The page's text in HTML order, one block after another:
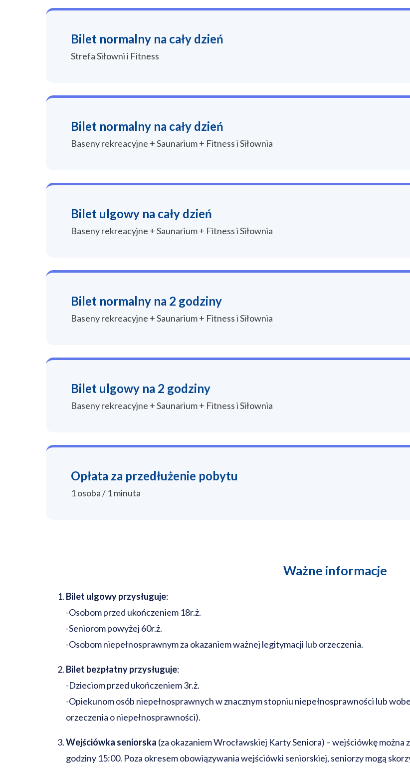
Bilet normalny na cały dzień
Strefa Siłowni i Fitness
Bilet normalny na cały dzień
Baseny rekreacyjne + Saunarium + Fitness i Siłownia
Bilet ulgowy na cały dzień
Baseny rekreacyjne + Saunarium + Fitness i Siłownia
Bilet normalny na 2 godziny
Baseny rekreacyjne + Saunarium + Fitness i Siłownia
Bilet ulgowy na 2 godziny
Baseny rekreacyjne + Saunarium + Fitness i Siłownia
Opłata za przedłużenie pobytu
1 osoba / 1 minuta
Ważne informacje
Bilet ulgowy przysługuje:
-Osobom przed ukończeniem 18r.ż.
-Seniorom powyżej 60r.ż.
-Osobom niepełnosprawnym za okazaniem ważnej legitymacji lub orzeczenia.
Bilet bezpłatny przysługuje:
-Dzieciom przed ukończeniem 3r.ż.
-Opiekunom osób niepełnosprawnych w znacznym stopniu niepełnosprawności lub
orzeczenia o niepełnosprawności).
Wejściówka seniorska (za okazaniem Wrocławskiej Karty Seniora) – wejściówkę
godziny 15:00. Poza okresem obowiązywania wejściówki seniorskiej, seniorzy mogą